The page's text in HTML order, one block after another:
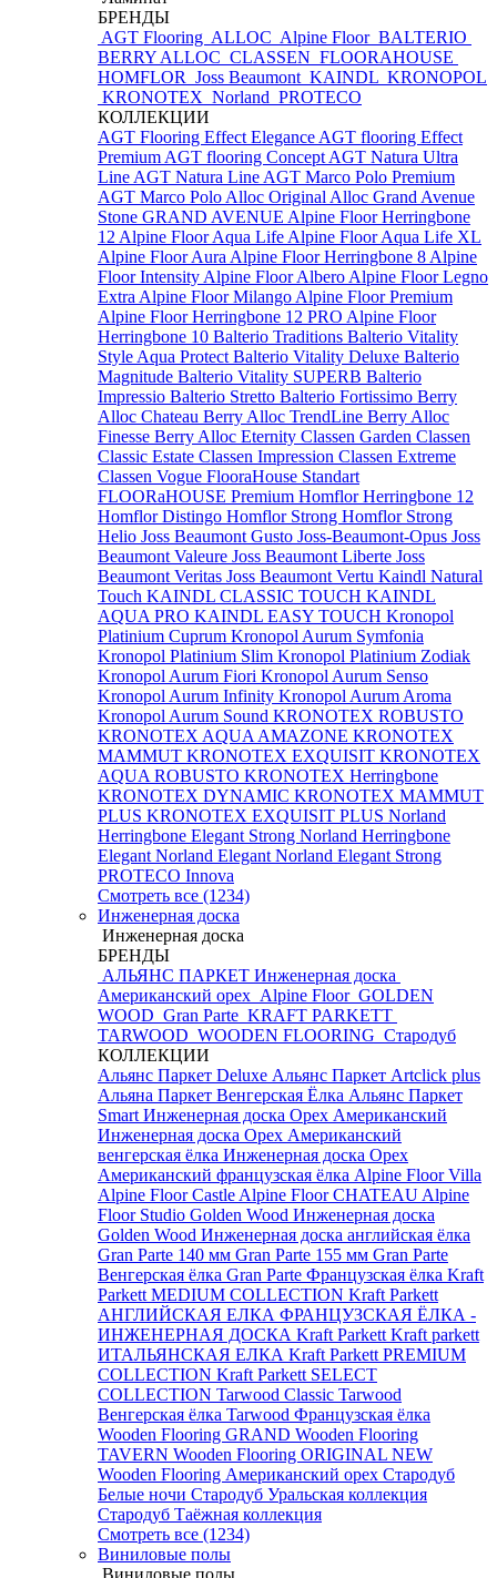
БРЕНДЫ
AGT Flooring ALLOC Alpine Floor BALTERIO
BERRY ALLOC CLASSEN FLOORAHOUSE
HOMFLOR Joss Beaumont KAINDL KRONOPOL
KRONOTEX Norland PROTECO
КОЛЛЕКЦИИ
AGT Flooring Effect Elegance AGT flooring Effect
Premium AGT flooring Concept AGT Natura Ultra
Line AGT Natura Line AGT Marco Polo Premium
AGT Marco Polo Alloc Original Alloc Grand Avenue
Stone GRAND AVENUE Alpine Floor Herringbone
12 Alpine Floor Aqua Life Alpine Floor Aqua Life XL
Alpine Floor Aura Alpine Floor Herringbone 8 Alpine
Floor Intensity Alpine Floor Albero Alpine Floor Legno
Extra Alpine Floor Milango Alpine Floor Premium
Alpine Floor Herringbone 12 PRO Alpine Floor
Herringbone 10 Balterio Traditions Balterio Vitality
Style Aqua Protect Balterio Vitality Deluxe Balterio
Magnitude Balterio Vitality SUPERB Balterio
Impressio Balterio Stretto Balterio Fortissimo Berry
Alloc Chateau Berry Alloc TrendLine Berry Alloc
Finesse Berry Alloc Eternity Classen Garden Classen
Classic Estate Classen Impression Classen Extreme
Classen Vogue FlooraHouse Standart
FLOORaHOUSE Premium Homflor Herringbone 12
Homflor Distingo Homflor Strong Homflor Strong
Helio Joss Beaumont Gusto Joss-Beaumont-Opus Joss
Beaumont Valeure Joss Beaumont Liberte Joss
Beaumont Veritas Joss Beaumont Vertu Kaindl Natural
Touch KAINDL CLASSIC TOUCH KAINDL
AQUA PRO KAINDL EASY TOUCH Kronopol
Platinium Cuprum Kronopol Aurum Symfonia
Kronopol Platinium Slim Kronopol Platinium Zodiak
Kronopol Aurum Fiori Kronopol Aurum Senso
Kronopol Aurum Infinity Kronopol Aurum Aroma
Kronopol Aurum Sound KRONOTEX ROBUSTO
KRONOTEX AQUA AMAZONE KRONOTEX
MAMMUT KRONOTEX EXQUISIT KRONOTEX
AQUA ROBUSTO KRONOTEX Herringbone
KRONOTEX DYNAMIC KRONOTEX MAMMUT
PLUS KRONOTEX EXQUISIT PLUS Norland
Herringbone Elegant Strong Norland Herringbone
Elegant Norland Elegant Norland Elegant Strong
PROTECO Innova
Смотреть все (1234)
Инженерная доска
Инженерная доска
БРЕНДЫ
АЛЬЯНС ПАРКЕТ Инженерная доска
Американский орех Alpine Floor GOLDEN
WOOD Gran Parte KRAFT PARKETT
TARWOOD WOODEN FLOORING Стародуб
КОЛЛЕКЦИИ
Альянс Паркет Deluxe Альянс Паркет Artclick plus
Альяна Паркет Венгерская Ёлка Альянс Паркет
Smart Инженерная доска Орех Американский
Инженерная доска Орех Американский
венгерская ёлка Инженерная доска Орех
Американский французская ёлка Alpine Floor Villa
Alpine Floor Castle Alpine Floor CHATEAU Alpine
Floor Studio Golden Wood Инженерная доска
Golden Wood Инженерная доска английская ёлка
Gran Parte 140 мм Gran Parte 155 мм Gran Parte
Венгерская ёлка Gran Parte Французская ёлка Kraft
Parkett MEDIUM COLLECTION Kraft Parkett
АНГЛИЙСКАЯ ЕЛКА ФРАНЦУЗСКАЯ ЁЛКА -
ИНЖЕНЕРНАЯ ДОСКА Kraft Parkett Kraft parkett
ИТАЛЬЯНСКАЯ ЕЛКА Kraft Parkett PREMIUM
COLLECTION Kraft Parkett SELECT
COLLECTION Tarwood Classic Tarwood
Венгерская ёлка Tarwood Французская ёлка
Wooden Flooring GRAND Wooden Flooring
TAVERN Wooden Flooring ORIGINAL NEW
Wooden Flooring Американский орех Стародуб
Белые ночи Стародуб Уральская коллекция
Стародуб Таёжная коллекция
Смотреть все (1234)
Виниловые полы
Виниловые полы